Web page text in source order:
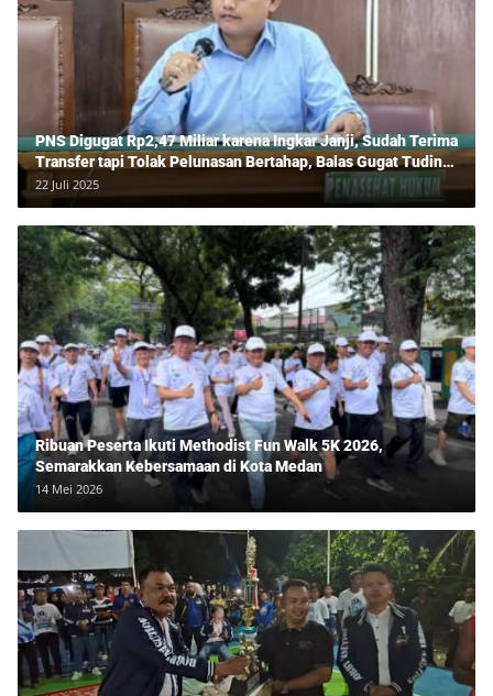
PNS Digugat Rp2,47 Miliar karena Ingkar Janji, Sudah Terima
Transfer tapi Tolak Pelunasan Bertahap, Balas Gugat Tuding
Lawan Tipu Rp850 Juta
22 Juli 2025
Ribuan Peserta Ikuti Methodist Fun Walk 5K 2026,
Semarakkan Kebersamaan di Kota Medan
14 Mei 2026